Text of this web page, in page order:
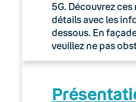
5G. Découvrez ces
détails avec les
dessous. En
veuillez ne pas